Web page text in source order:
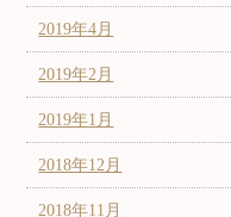
2019年4月
2019年2月
2019年1月
2018年12月
2018年11月